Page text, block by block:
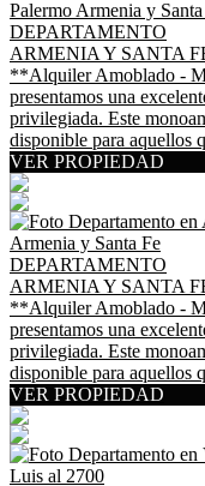
DEPARTAMENTO
ARMENIA Y SANTA
**Alquiler Amoblado -
presentamos una
privilegiada. Este
disponible para aquellos
VER PROPIEDAD
DEPARTAMENTO
ARMENIA Y SANTA
**Alquiler Amoblado -
presentamos una
privilegiada. Este
disponible para aquellos
VER PROPIEDAD